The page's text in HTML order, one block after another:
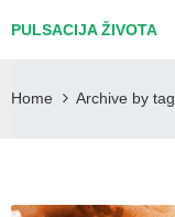
PULSACIJA ŽIVOTA
Home Archive by